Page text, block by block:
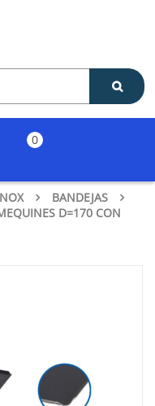
0
BANDEJAS
D=170 CON